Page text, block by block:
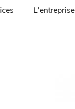
L'entreprise